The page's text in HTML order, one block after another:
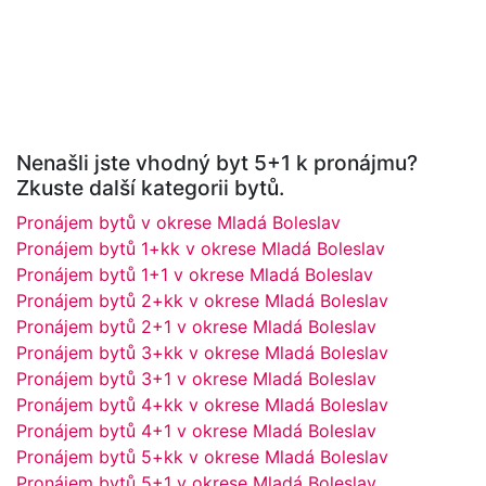
Nenašli jste vhodný byt 5+1 k pronájmu?
Zkuste další kategorii bytů.
Pronájem bytů v okrese Mladá Boleslav
Pronájem bytů 1+kk v okrese Mladá Boleslav
Pronájem bytů 1+1 v okrese Mladá Boleslav
Pronájem bytů 2+kk v okrese Mladá Boleslav
Pronájem bytů 2+1 v okrese Mladá Boleslav
Pronájem bytů 3+kk v okrese Mladá Boleslav
Pronájem bytů 3+1 v okrese Mladá Boleslav
Pronájem bytů 4+kk v okrese Mladá Boleslav
Pronájem bytů 4+1 v okrese Mladá Boleslav
Pronájem bytů 5+kk v okrese Mladá Boleslav